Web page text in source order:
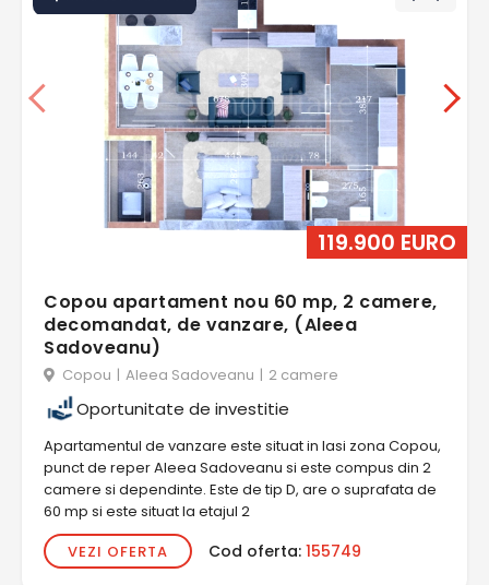
119.900 EURO
Copou apartament nou 60 mp, 2 camere,
decomandat, de vanzare, (Aleea
Sadoveanu)
Copou | Aleea Sadoveanu | 2 camere
Oportunitate de investitie
Apartamentul de vanzare este situat in Iasi zona Copou,
punct de reper Aleea Sadoveanu si este compus din 2
camere si dependinte. Este de tip D, are o suprafata de
60 mp si este situat la etajul 2
VEZI OFERTA
Cod oferta: 155749